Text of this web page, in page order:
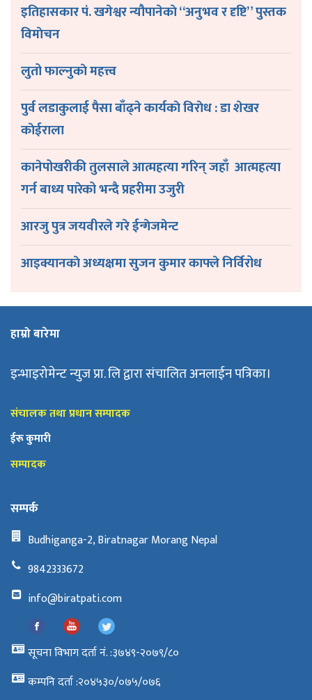
इतिहासकार पं. खगेश्वर न्यौपानेकाे “अनुभव र दृष्टि” पुस्तक
विमाेचन
लुतो फाल्नुकाे महत्त्व
पुर्व लडाकुलाई पैसा बाँढ्ने कार्यकाे विराेध : डा शेखर
काेईराला
कानेपोखरीकी तुलसाले आत्महत्या गरिन् जहाँ आत्महत्या
गर्न बाध्य पारेको भन्दै प्रहरीमा उजुरी
आरजु पुत्र जयवीरले गरे ईन्गेजमेन्ट
आइक्यानकाे अध्यक्षमा सुजन कुमार काफ्ले निर्विरोध
हाम्रो बारेमा
इन्भाइरोमेन्ट न्युज प्रा. लि द्वारा संचालित अनलाईन पत्रिका।
संचालक तथा प्रधान सम्पादक
ईरू कुमारी
सम्पादक
सम्पर्क
Budhiganga-2, Biratnagar Morang Nepal
9842333672
info@biratpati.com
सूचना विभाग दर्ता नं. :३७४९-२०७९/८०
कम्पनि दर्ता :२०४५३०/०७५/०७६